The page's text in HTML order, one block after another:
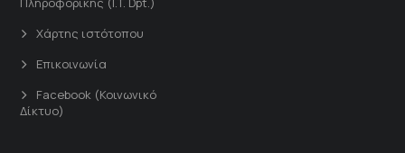
Χάρτης ιστότοπου
Επικοινωνία
Facebook (Κοινωνικό
Δίκτυο)